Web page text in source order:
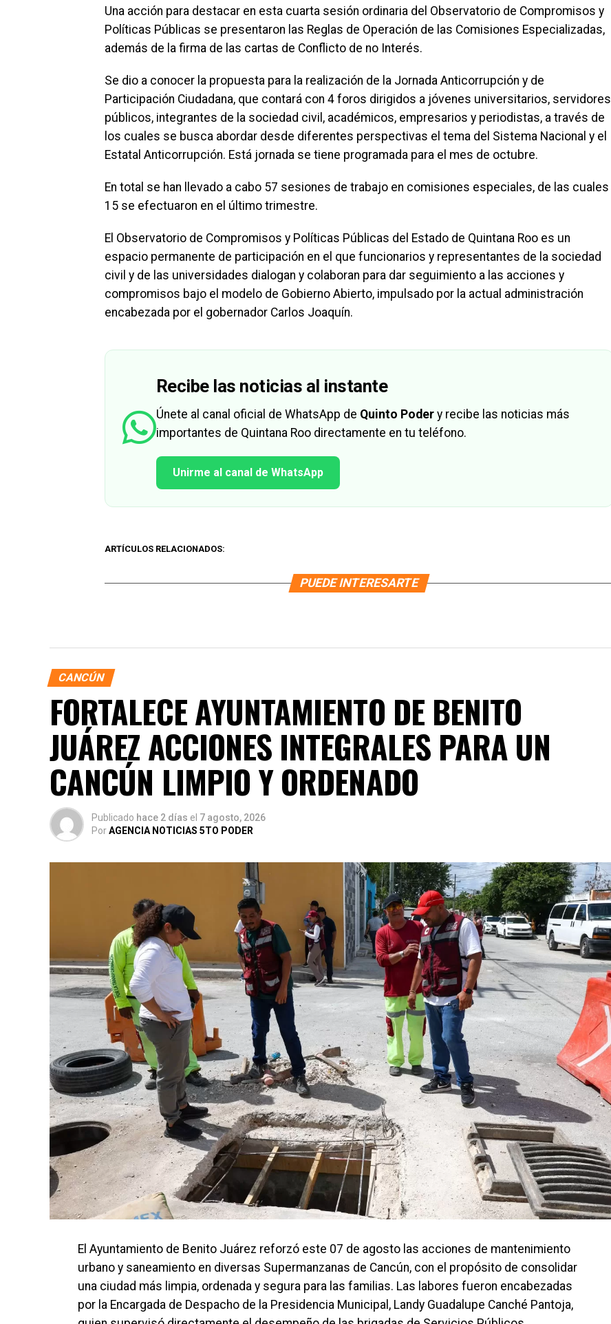
Una acción para destacar en esta cuarta sesión ordinaria del Observatorio de Compromisos y
Políticas Públicas se presentaron las Reglas de Operación de las Comisiones Especializadas,
además de la firma de las cartas de Conflicto de no Interés.
Se dio a conocer la propuesta para la realización de la Jornada Anticorrupción y de
Participación Ciudadana, que contará con 4 foros dirigidos a jóvenes universitarios, servidores
públicos, integrantes de la sociedad civil, académicos, empresarios y periodistas, a través de
los cuales se busca abordar desde diferentes perspectivas el tema del Sistema Nacional y el
Estatal Anticorrupción. Está jornada se tiene programada para el mes de octubre.
En total se han llevado a cabo 57 sesiones de trabajo en comisiones especiales, de las cuales
15 se efectuaron en el último trimestre.
El Observatorio de Compromisos y Políticas Públicas del Estado de Quintana Roo es un
espacio permanente de participación en el que funcionarios y representantes de la sociedad
civil y de las universidades dialogan y colaboran para dar seguimiento a las acciones y
compromisos bajo el modelo de Gobierno Abierto, impulsado por la actual administración
encabezada por el gobernador Carlos Joaquín.
Recibe las noticias al instante
Únete al canal oficial de WhatsApp de Quinto Poder y recibe las noticias más
importantes de Quintana Roo directamente en tu teléfono.
Unirme al canal de WhatsApp
ARTÍCULOS RELACIONADOS:
PUEDE INTERESARTE
CANCÚN
FORTALECE AYUNTAMIENTO DE BENITO
JUÁREZ ACCIONES INTEGRALES PARA UN
CANCÚN LIMPIO Y ORDENADO
Publicado hace 2 días el 7 agosto, 2026
PorAGENCIA NOTICIAS 5TO PODER
El Ayuntamiento de Benito Juárez reforzó este 07 de agosto las acciones de mantenimiento
urbano y saneamiento en diversas Supermanzanas de Cancún, con el propósito de consolidar
una ciudad más limpia, ordenada y segura para las familias. Las labores fueron encabezadas
por la Encargada de Despacho de la Presidencia Municipal, Landy Guadalupe Canché Pantoja,